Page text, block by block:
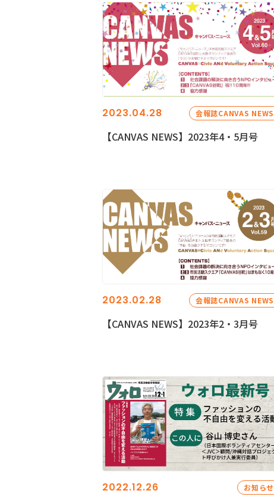
2023.04.28 会報誌CANVAS NEWS
【CANVAS NEWS】2023年4・5月号
2023.02.28 会報誌CANVAS NEWS
【CANVAS NEWS】2023年2・3月号
2022.12.26 お知らせ